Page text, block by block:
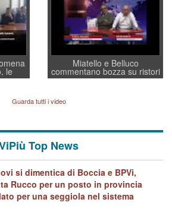
le
di
di
Miatello e Belluco
commentano bozza su ristori
BPVi e Veneto Banca
Guarda tutti i video
Top News
si dimentica di Boccia e BPVi,
Rucco per un posto in provincia
per una seggiola nel sistema